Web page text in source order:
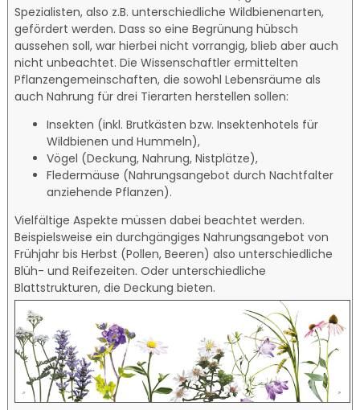
Spezialisten, also z.B. unterschiedliche Wildbienenarten,
gefördert werden. Dass so eine Begrünung hübsch
aussehen soll, war hierbei nicht vorrangig, blieb aber auch
nicht unbeachtet. Die Wissenschaftler ermittelten
Pflanzengemeinschaften, die sowohl Lebensräume als
auch Nahrung für drei Tierarten herstellen sollen:
Insekten (inkl. Brutkästen bzw. Insektenhotels für
Wildbienen und Hummeln),
Vögel (Deckung, Nahrung, Nistplätze),
Fledermäuse (Nahrungsangebot durch Nachtfalter
anziehende Pflanzen).
Vielfältige Aspekte müssen dabei beachtet werden.
Beispielsweise ein durchgängiges Nahrungsangebot von
Frühjahr bis Herbst (Pollen, Beeren) also unterschiedliche
Blüh- und Reifezeiten. Oder unterschiedliche
Blattstrukturen, die Deckung bieten.